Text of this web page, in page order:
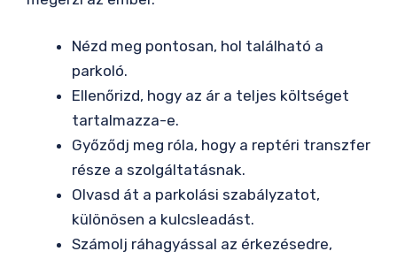
Nézd meg pontosan, hol található a
parkoló.
Ellenőrizd, hogy az ár a teljes költséget
tartalmazza-e.
Győződj meg róla, hogy a reptéri transzfer
része a szolgáltatásnak.
Olvasd át a parkolási szabályzatot,
különösen a kulcsleadást.
Számolj ráhagyással az érkezésedre,